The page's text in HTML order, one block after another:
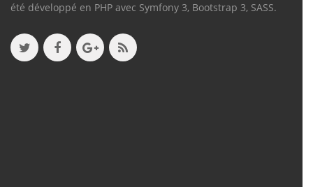
été développé en PHP avec Symfony 3, Bootstrap 3, SASS.